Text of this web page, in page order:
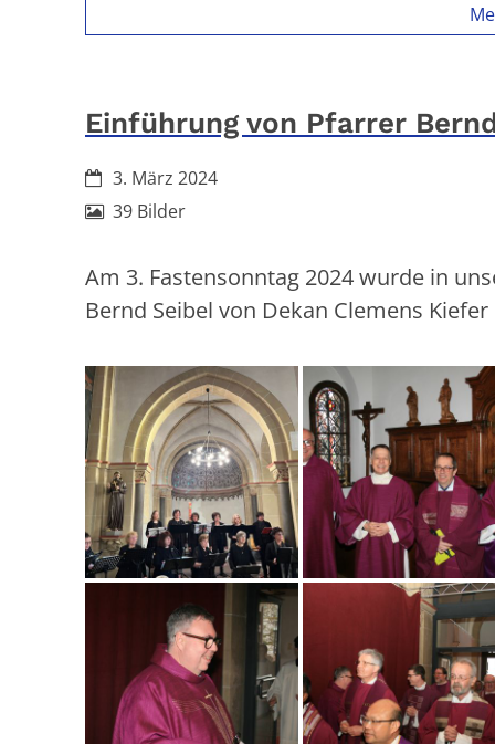
Einführung von Pfarrer
Datum:
3. März 2024
39 Bilder
Am 3. Fastensonntag 2024 wurde in
Bernd Seibel von Dekan Clemens